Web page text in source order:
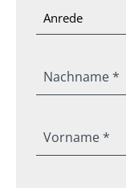
Nachname *
Vorname *